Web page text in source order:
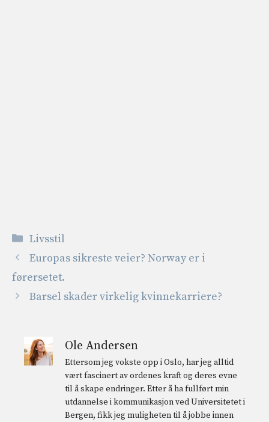
Kategorier
Livsstil
Europas sikreste veier? Norway er i
førersetet.
Barsel skader virkelig kvinnekarriere?
Ole Andersen
Ettersom jeg vokste opp i Oslo, har jeg alltid
vært fascinert av ordenes kraft og deres evne
til å skape endringer. Etter å ha fullført min
utdannelse i kommunikasjon ved Universitetet i
Bergen, fikk jeg muligheten til å jobbe innen